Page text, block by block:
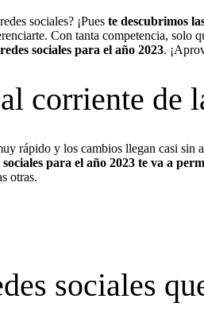
sociales? ¡Pues te descubrimos
Con tanta competencia, solo
sociales para el año 2023.
corriente de
rápido y los cambios llegan casi sin
sociales para el año 2023 te va a
otras.
sociales